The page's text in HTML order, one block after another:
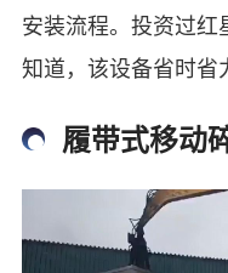
安装流程。投资过
知道，该设备省时省
履带式移动